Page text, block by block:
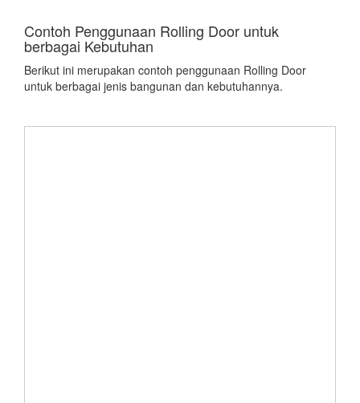
Contoh Penggunaan Rolling Door untuk
berbagai Kebutuhan
Berikut ini merupakan contoh penggunaan Rolling Door
untuk berbagai jenis bangunan dan kebutuhannya.